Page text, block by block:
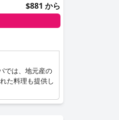
$881 から
では、地元産の
た料理も提供し